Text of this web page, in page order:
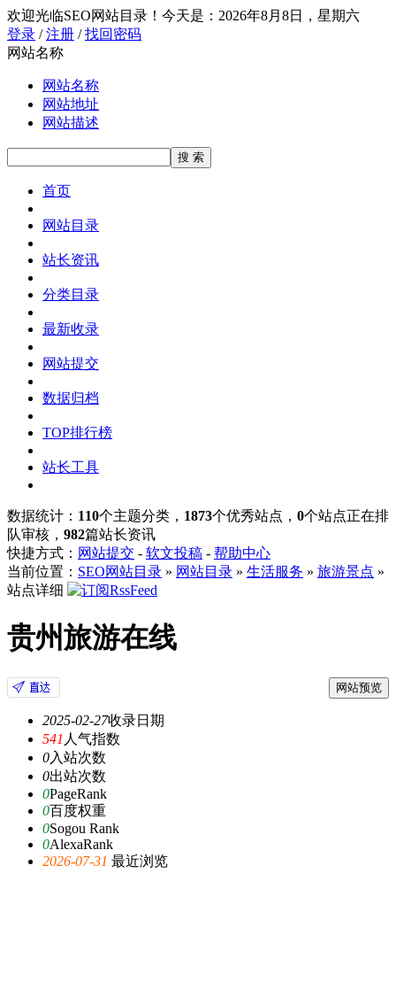
欢迎光临SEO网站目录！ 今天是：2026年8月8日，星期六
登录 /注册 /找回密码
网站名称
网站名称
网站地址
网站描述
首页
网站目录
站长资讯
分类目录
最新收录
网站提交
数据归档
TOP排行榜
站长工具
数据统计： 110个主题分类， 1873个优秀站点， 0个站点正在排
队审核， 982篇站长资讯
快捷方式： 网站提交 - 软文投稿 - 帮助中心
当前位置： SEO网站目录 » 网站目录 » 生活服务 » 旅游景点 »
站点详细
贵州旅游在线
网站预览
2025-02-27收录日期
541 人气指数
0入站次数
0出站次数
0PageRank
0百度权重
0Sogou Rank
0AlexaRank
2026-07-31 最近浏览